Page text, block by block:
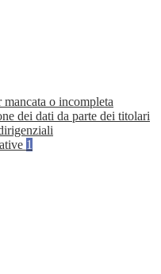
mancata o incompleta
dei dati da parte dei titolari
1